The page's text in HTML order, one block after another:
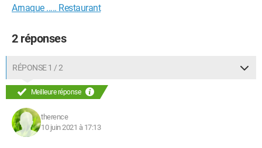
Arnaque ..... Restaurant
2 réponses
RÉPONSE 1 / 2
Meilleure réponse
therence
10 juin 2021 à 17:13